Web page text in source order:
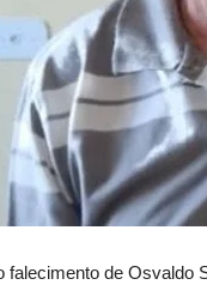
falecimento de Osvaldo